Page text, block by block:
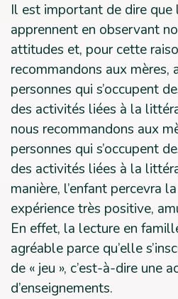
Il est important de dire que
apprennent en observant
attitudes et, pour cette
recommandons aux mères,
personnes qui s’occupent
des activités liées à la
nous recommandons aux
personnes qui s’occupent
des activités liées à la
manière, l’enfant percevra
expérience très positive,
En effet, la lecture en
agréable parce qu’elle
de « jeu », c’est-à-dire une
d’enseignements.